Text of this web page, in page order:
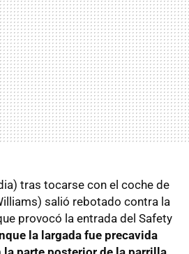
tras tocarse con el coche de
salió rebotado contra la
provocó la entrada del Safety
la largada fue precavida